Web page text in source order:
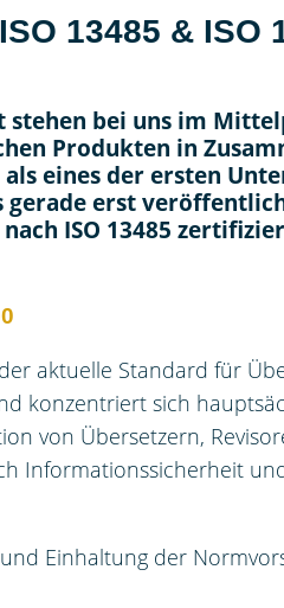
13485 & ISO
stehen bei uns im
Produkten in
eines der ersten
erst
ISO 13485
aktuelle Standard für
konzentriert sich
von Übersetzern,
Informationssicherheit
Einhaltung der